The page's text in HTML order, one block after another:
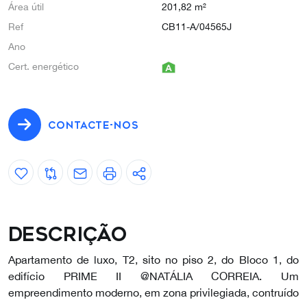
Área útil
201,82 m²
Ref
CB11-A/04565J
Ano
Cert. energético
CONTACTE-NOS
Descrição
Apartamento de luxo, T2, sito no piso 2, do Bloco 1, do
edifício PRIME II @NATÁLIA CORREIA. Um
empreendimento moderno, em zona privilegiada, contruído